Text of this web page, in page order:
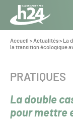
Panneau de gestion
Aller au contenu
Toute
l’info
du Gazon
Vous
êtes
Accueil >Actualités>
La
la transition écologique
La double
pour mettre
CATÉGORIE :
PRATIQUES